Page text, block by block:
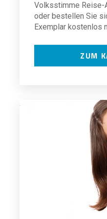
Volksstimme Reise-
oder bestellen Sie
Exemplar kostenlos
ZUM